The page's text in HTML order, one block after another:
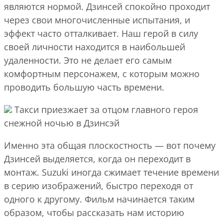
являются нормой. Дзинсей спокойно проходит
через свои многочисленные испытания, и
эффект часто отталкивает. Наш герой в силу
своей личности находится в наибольшей
удаленности. Это не делает его самым
комфортным персонажем, с которым можно
проводить большую часть времени.
Такси приезжает за отцом главного героя
снежной ночью в Дзинсэй
Именно эта общая плоскостность — вот почему
Дзинсей выделяется, когда он переходит в
монтаж. Suzuki иногда сжимает течение времени
в серию изображений, быстро переходя от
одного к другому. Фильм начинается таким
образом, чтобы рассказать нам историю